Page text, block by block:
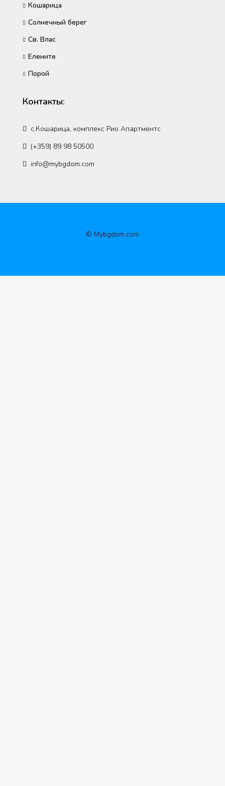
Кошарица
Солнечный берег
Св. Влас
Елените
Порой
Контакты:
с.Кошарица, комплекс Рио Апартментс
(+359) 89 98 50500
info@mybgdom.com
© Mybgdom.com